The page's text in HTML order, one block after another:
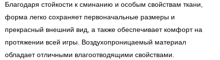
Благодаря стойкости к сминанию и особым свойствам ткани,
форма легко сохраняет первоначальные размеры и
прекрасный внешний вид, а также обеспечивает комфорт на
протяжении всей игры. Воздухопроницаемый материал
обладает отличными влагоотводящими свойствами.